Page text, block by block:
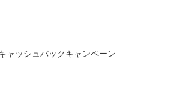
ャッシュバックキャンペーン